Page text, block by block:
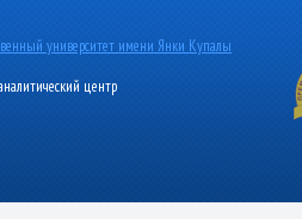
университет имени Янки Купалы
центр